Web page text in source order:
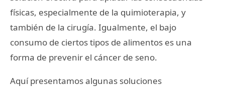
físicas, especialmente de la quimioterapia, y
también de la cirugía. Igualmente, el bajo
consumo de ciertos tipos de alimentos es una
forma de prevenir el cáncer de seno.
Aquí presentamos algunas soluciones